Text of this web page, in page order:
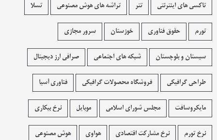
تاکسی های اینترنتی تتر تراشه های هوش مصنوعی تسلا
تورم حقوق فناوری خوزستان سرور مجازی
سیستان و بلوچستان شبکه های اجتماعی صرافی ارز دیجیتال
طراحی گرافیکی فروشگاه محصولات گرافيکی فناوری آسیا
مایکروسافت مجلس شورای اسلامی موبایل نرخ بیکاری
نرخ تورم نرخ مشارکت اقتصادی هواوی هوش مصنوعی